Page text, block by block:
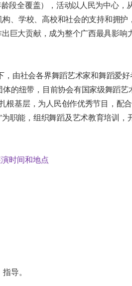
段全覆盖），活动以人民为中心
、学校、高校和社会的支持和拥
巨大贡献，成为整个广西最具影响
由社会各界舞蹈艺术家和舞蹈爱
的纽带，目前协会有国家级舞蹈
根基层，为人民创作优秀节目，配
职能，组织舞蹈及艺术教育培训
演时间和地点
导。